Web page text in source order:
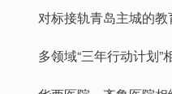
对标接轨青岛主城的
多领域“三年行动计划”